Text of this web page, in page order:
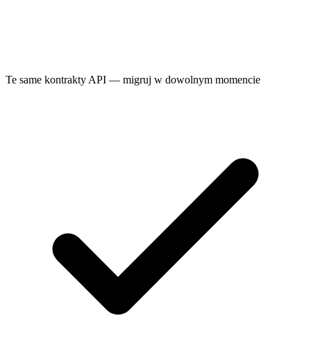
Te same kontrakty API — migruj w dowolnym momencie